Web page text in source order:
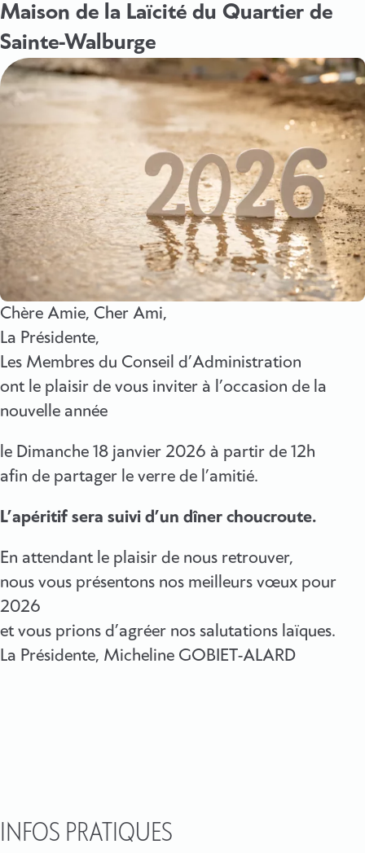
Maison de la Laïcité du Quartier de
Sainte-Walburge
Chère Amie, Cher Ami,
La Présidente,
Les Membres du Conseil d’Administration
ont le plaisir de vous inviter à l’occasion de la
nouvelle année
le Dimanche 18 janvier 2026 à partir de 12h
afin de partager le verre de l’amitié.
L’apéritif sera suivi d’un dîner choucroute.
En attendant le plaisir de nous retrouver,
nous vous présentons nos meilleurs vœux pour
2026
et vous prions d’agréer nos salutations laïques.
La Présidente, Micheline GOBIET-ALARD
INFOS PRATIQUES